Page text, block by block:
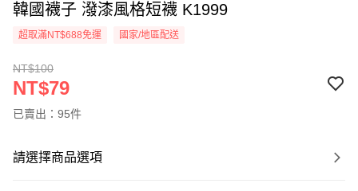
韓國襪子 潑漆風格短襪 K1999
超取滿NT$688免運 國家/地區配送
NT$100
NT$79
已賣出：95件
請選擇商品選項